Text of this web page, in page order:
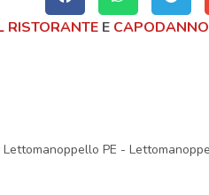
RISTORANTE E
PE -